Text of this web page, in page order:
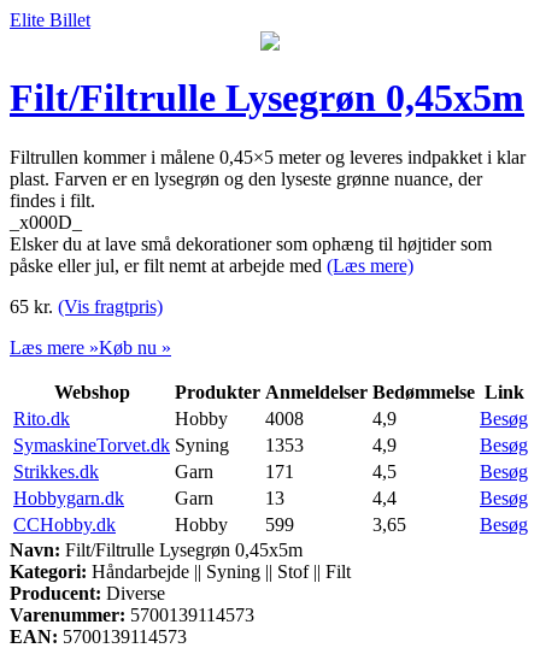
Elite Billet
Filt/Filtrulle Lysegrøn 0,45x5m
Filtrullen kommer i målene 0,45×5 meter og leveres indpakket i klar
plast. Farven er en lysegrøn og den lyseste grønne nuance, der
findes i filt.
_x000D_
Elsker du at lave små dekorationer som ophæng til højtider som
påske eller jul, er filt nemt at arbejde med (Læs mere)
65 kr. (Vis fragtpris)
Læs mere »Køb nu »
Webshop Produkter Anmeldelser Bedømmelse Link
Rito.dk
Hobby 4008 4,9
Besøg
SymaskineTorvet.dk Syning 1353 4,9
Besøg
Strikkes.dk
Garn 171 4,5
Besøg
Hobbygarn.dk
Garn 13 4,4
Besøg
CCHobby.dk
Hobby 599 3,65
Besøg
Navn: Filt/Filtrulle Lysegrøn 0,45x5m
Kategori: Håndarbejde || Syning || Stof || Filt
Producent: Diverse
Varenummer: 5700139114573
EAN: 5700139114573